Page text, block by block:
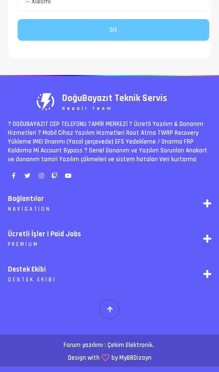
DoğuBayazıt Teknik Servis
Repair Team
? DOĞUBAYAZIT CEP TELEFONU TAMİR MERKEZİ ?️ Ücretli Yazılım & Donanım
Hizmetleri ? Mobil Cihaz Yazılım Hizmetleri Root Atma TWRP Recovery
Yükleme IMEI Onarımı (Yasal çerçevede) EFS Yedekleme / Onarma FRP
Kaldırma Mi Account Bypass ? Genel Donanım ve Yazılım Sorunları Anakart
ve donanım tamiri Yazılım çökmeleri ve sistem hataları Veri kurtarma
Bağlantılar
NAVIGATION
Arşiv
Ajanda
Forum Yönetimi
Forumları Okundu Kabul Et
Ücretli İşler | Paid Jobs
PREMIUM
Paketler
Özel tema
Destek Ekibi
DESTEK EKIBI
İ
T
H
N .
Forum yazılımı : Çekim Elektronik.
Design with
by MyBBDizayn